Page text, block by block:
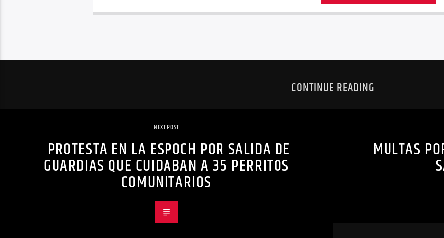
CONTINUE READING
NEXT POST
PROTESTA EN LA ESPOCH POR SALIDA DE
GUARDIAS QUE CUIDABAN A 35 PERRITOS
COMUNITARIOS
MULTAS